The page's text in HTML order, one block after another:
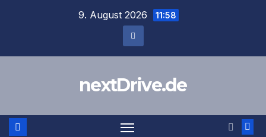
9. August 2026 11:58
nextDrive.de